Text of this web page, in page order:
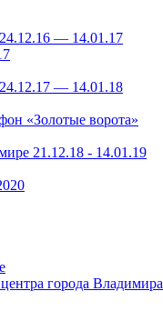
— 14.01.17
— 14.01.18
«Золотые ворота»
21.12.18 - 14.01.19
города Владимира